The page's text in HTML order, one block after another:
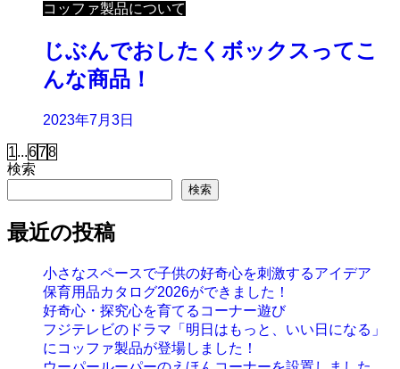
コッファ製品について
じぶんでおしたくボックスってこ
んな商品！
2023年7月3日
1...678
検索
検索
最近の投稿
小さなスペースで子供の好奇心を刺激するアイデア
保育用品カタログ2026ができました！
好奇心・探究心を育てるコーナー遊び
フジテレビのドラマ「明日はもっと、いい日になる」
にコッファ製品が登場しました！